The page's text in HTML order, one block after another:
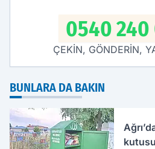
0540
ÇEKİN, GÖNDERİN,
BUNLARA DA BAKIN